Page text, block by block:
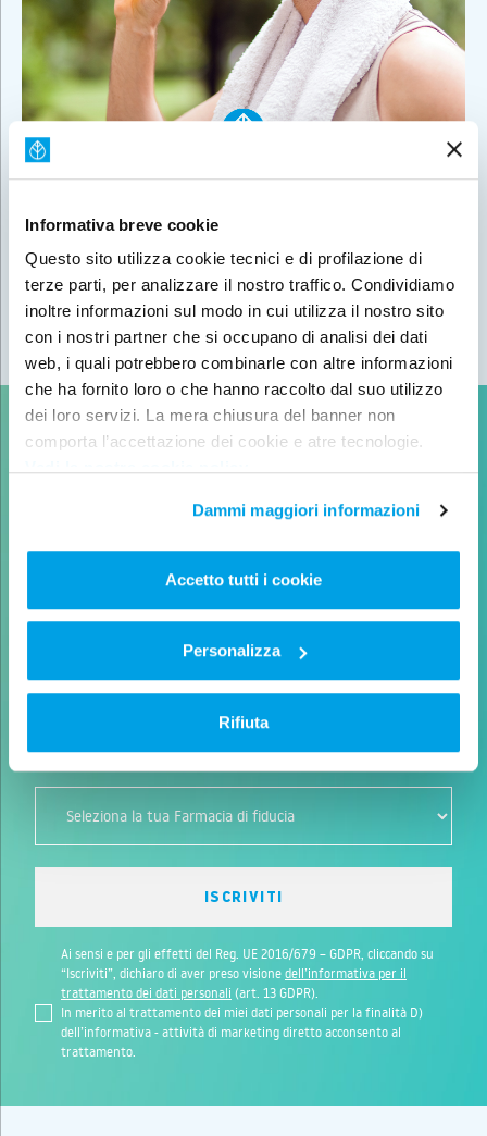
Informativa breve cookie
Questo sito utilizza cookie tecnici e di profilazione di
terze parti, per analizzare il nostro traffico. Condividiamo
inoltre informazioni sul modo in cui utilizza il nostro sito
con i nostri partner che si occupano di analisi dei dati
web, i quali potrebbero combinarle con altre informazioni
che ha fornito loro o che hanno raccolto dal suo utilizzo
dei loro servizi. La mera chiusura del banner non
comporta l’accettazione dei cookie e atre tecnologie.
i cookie” o selezionando le diverse categorie di cookies.
Dammi maggiori informazioni
Accetto tutti i cookie
Personalizza
Rifiuta
SALI MINERALI: RUOLO E
INTEGRAZIONE ESTIVA
SCOPRI
Iscriviti alla newsletter
Ai sensi e per gli effetti del Reg. UE 2016/679 – GDPR, cliccando su
“Iscriviti”, dichiaro di aver preso visione dell’informativa per il
trattamento dei dati personali (art. 13 GDPR).
In merito al trattamento dei miei dati personali per la finalità D)
dell’informativa - attività di marketing diretto acconsento al
trattamento.